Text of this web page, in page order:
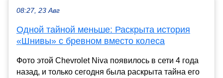
08:27, 23 Авг
Одной тайной меньше: Раскрыта история
«Шнивы» с бревном вместо колеса
Фото этой Chevrolet Niva появилось в сети 4 года
назад, и только сегодня была раскрыта тайна его